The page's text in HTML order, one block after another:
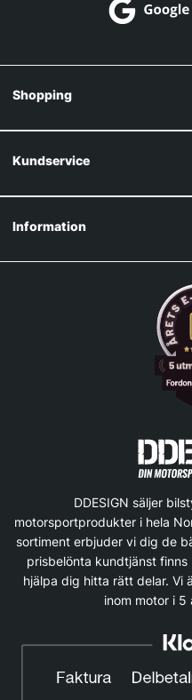
Shopping
Kundservice
Information
DDESIGN säljer
motorsportprodukter i hela
sortiment erbjuder vi dig de
prisbelönta kundtjänst
hjälpa dig hitta rätt delar. Vi
inom motor i 5